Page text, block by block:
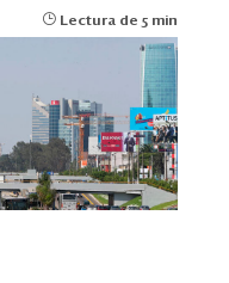
Lectura de 5 min